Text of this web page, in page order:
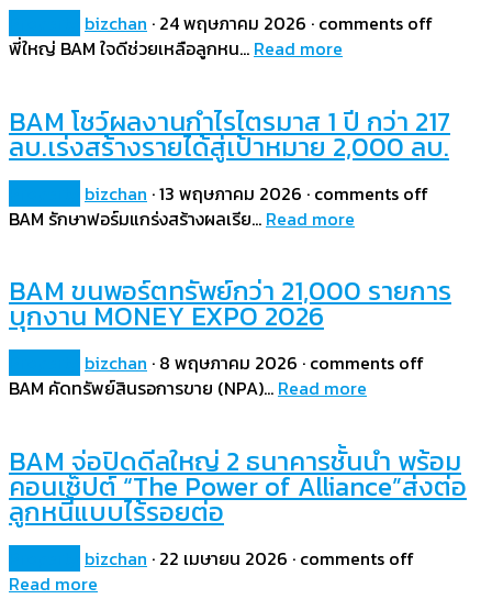
bizchan · 24 พฤษภาคม 2026 · comments off
พี่ใหญ่ BAM ใจดีช่วยเหลือลูกหน… Read more
BAM โชว์ผลงานกำไรไตรมาส 1 ปี กว่า 217
ลบ.เร่งสร้างรายได้สู่เป้าหมาย 2,000 ลบ.
bizchan ·13 พฤษภาคม 2026 · comments off
BAM รักษาฟอร์มแกร่งสร้างผลเรีย… Read more
BAM ขนพอร์ตทรัพย์กว่า 21,000 รายการ
บุกงาน MONEY EXPO 2026
bizchan · 8 พฤษภาคม 2026 · comments off
BAM คัดทรัพย์สินรอการขาย (NPA)… Read more
BAM จ่อปิดดีลใหญ่ 2 ธนาคารชั้นนำ พร้อม
คอนเซ็ปต์ “The Power of Alliance”ส่งต่อ
ลูกหนี้แบบไร้รอยต่อ
bizchan · 22 เมษายน 2026 · comments off
Read more